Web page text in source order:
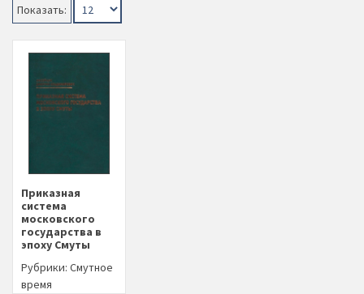
Показать:
Приказная
система
московского
государства в
эпоху Смуты
Рубрики: Смутное
время